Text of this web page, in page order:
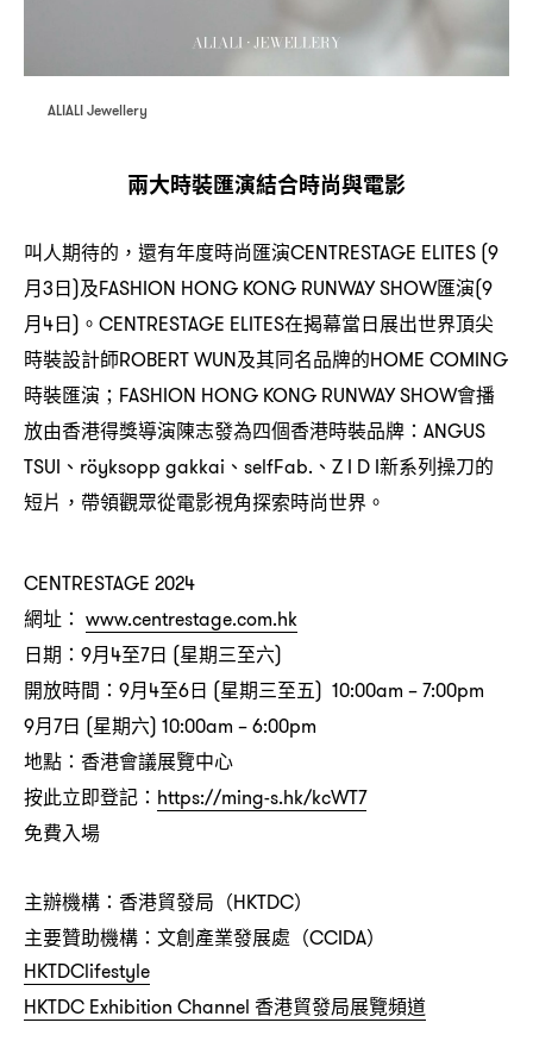
ALIALI Jewellery
兩大時裝匯演結合時尚與電影
叫人期待的 ， 還有年度時尚匯演CENTRESTAGE ELITES (9
月3日)及FASHION HONG KONG RUNWAY SHOW匯演(9
月4日) 。 CENTRESTAGE ELITES在揭幕當日展出世界頂尖
時裝設計師ROBERT WUN及其同名品牌的HOME COMING
時裝匯演 ；FASHION HONG KONG RUNWAY SHOW會播
放由香港得獎導演陳志發為四個香港時裝品牌 ：ANGUS
TSUI 、 röyksopp gakkai 、 selfFab. 、 Z I D I新系列操刀的
短片 ， 帶領觀眾從電影視角探索時尚世界。
CENTRESTAGE 2024
網址 ： www.centrestage.com.hk
日期 ：9月4至7日 (星期三至六)
開放時間 ：9月4至6日 (星期三至五) 10:00am – 7:00pm
9月7日 (星期六) 10:00am – 6:00pm
地點 ： 香港會議展覽中心
按此立即登記 ： https://ming-s.hk/kcWT7
免費入場
主辦機構 ： 香港貿發局 （HKTDC）
主要贊助機構 ： 文創產業發展處 （CCIDA）
HKTDClifestyle
HKTDC Exhibition Channel 香港貿發局展覽頻道